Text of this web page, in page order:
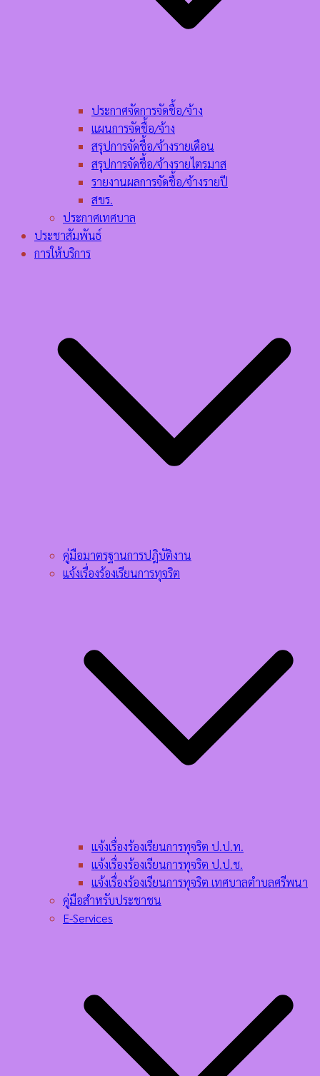
ประกาศจัดการจัดชื้อ/จ้าง
แผนการจัดชื้อ/จ้าง
สรุปการจัดชื้อ/จ้างรายเดือน
สรุปการจัดชื้อ/จ้างรายไตรมาส
รายงานผลการจัดชื้อ/จ้างรายปี
สขร.
ประกาศเทศบาล
ประชาสัมพันธ์
การให้บริการ
คู่มือมาตรฐานการปฎิบัติงาน
แจ้งเรื่องร้องเรียนการทุจริต
แจ้งเรื่องร้องเรียนการทุจริต ป.ป.ท.
แจ้งเรื่องร้องเรียนการทุจริต ป.ป.ช.
แจ้งเรื่องร้องเรียนการทุจริต เทศบาลตำบลศรีพนา
คู่มือสำหรับประชาชน
E-Services